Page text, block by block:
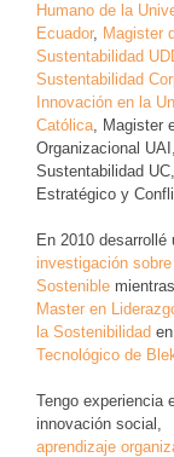
Humano de la
Ecuador, Magister
Sustentabilidad
Sustentabilidad
Innovación en la
Católica , Magister
Organizacional
Sustentabilidad
Estratégico y
En 2010 desarrollé
investigación
Sostenible
Master en
la Sostenibilidad
Tecnológico de
Tengo experiencia
innovación social,
aprendizaje